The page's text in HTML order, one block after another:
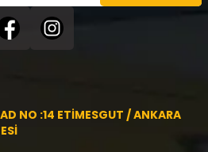
NO :14 ETİMESGUT / ANKARA